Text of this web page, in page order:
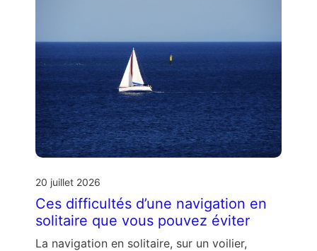
20 juillet 2026
Ces difficultés d’une navigation en
solitaire que vous pouvez éviter
La navigation en solitaire, sur un voilier,